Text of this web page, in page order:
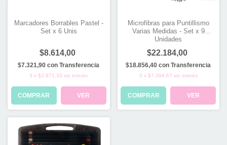
Marcadores Borrables Pastel -
Set x 6 Unis
$8.614,00
$7.321,90con Transferencia
3 x$2.871,33 sin interés
COMPRAR VER
Microfibras para Puntillismo
Varias Medidas - Set x 9
Unidades
$22.184,00
$18.856,40con Transferencia
3 x $7.394,67 sin interés
COMPRAR VER